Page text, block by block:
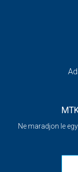
Ne maradjon le